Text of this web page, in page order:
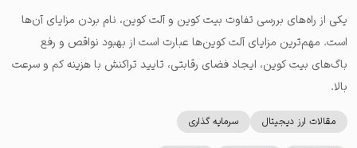
یکی از راه‌های بررسی تفاوت بیت کوین و آلت کوین، نام بردن مزایای آن‌ها
است. مهم‌ترین مزایای آلت کوین‌ها عبارت است از بهبود نواقص و رفع
باگ‌های بیت کوین، ایجاد فضای رقابتی، تایید تراکنش با هزینه کم و سرعت
بالا.
مقالات ارز دیجیتال سرمایه گذاری